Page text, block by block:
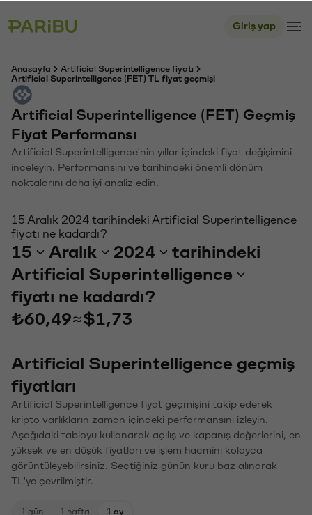
Giriş yap
Anasayfa
Artificial Superintelligence fiyatı
Artificial Superintelligence (FET) TL fiyat geçmişi
Artificial Superintelligence (FET) Geçmiş
Fiyat Performansı
Artificial Superintelligence'nin yıllar içindeki fiyat değişimini
inceleyin. Performansını ve tarihindeki önemli dönüm
noktalarını daha iyi analiz edin.
15 Aralık 2024 tarihindeki Artificial Superintelligence
fiyatı ne kadardı?
15 Aralık 2024
tarihindeki
Artificial Superintelligence
fiyatı ne kadardı?
₺60,49≈$1,73
Artificial Superintelligence geçmiş
fiyatları
Artificial Superintelligence fiyat geçmişini takip ederek
kripto varlıkların zaman içindeki performansını izleyin.
Aşağıdaki tabloyu kullanarak açılış ve kapanış değerlerini, en
yüksek ve en düşük fiyatları ve işlem hacmini kolayca
görüntüleyebilirsiniz. Seçtiğiniz günün kuru baz alınarak
TL'ye çevrilmiştir.
1 gün 1 hafta 1 ay